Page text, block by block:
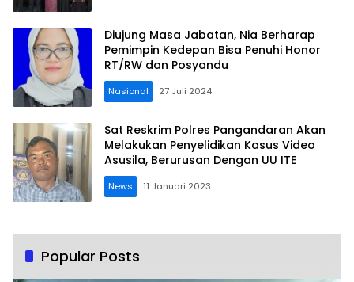
Diujung Masa Jabatan, Nia Berharap
Pemimpin Kedepan Bisa Penuhi Honor
RT/RW dan Posyandu
Nasional 27 Juli 2024
Sat Reskrim Polres Pangandaran Akan
Melakukan Penyelidikan Kasus Video
Asusila, Berurusan Dengan UU ITE
News 11 Januari 2023
Popular Posts